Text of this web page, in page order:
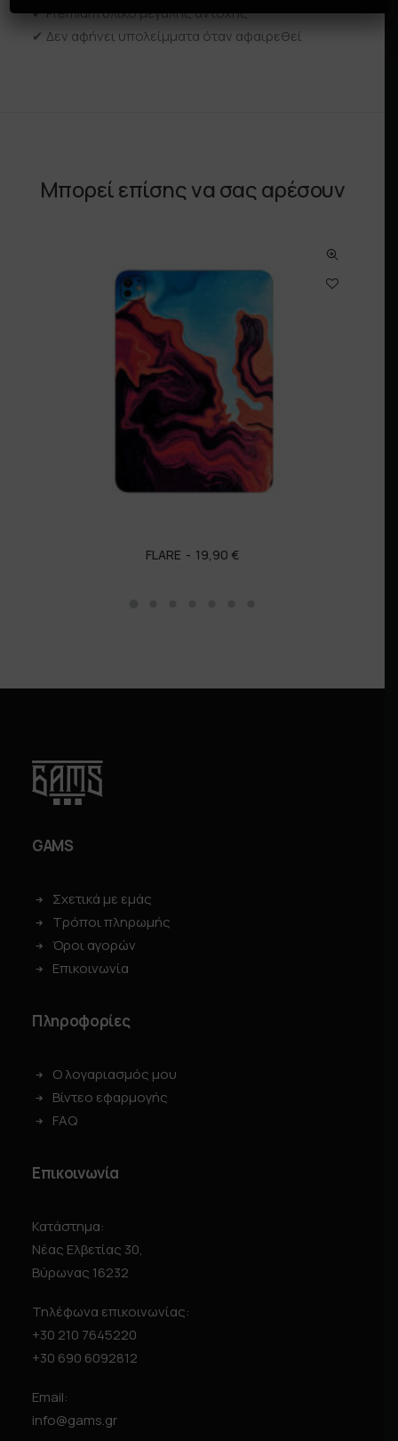
✔ Premium υλικό μεγάλης αντοχής
✔ Δεν αφήνει υπολείμματα όταν αφαιρεθεί
Μπορεί επίσης να σας αρέσουν
FLARE 19,90 €
GAMS
Σχετικά με εμάς
Τρόποι πληρωμής
Όροι αγορών
Επικοινωνία
Πληροφορίες
Ο λογαριασμός μου
Βίντεο εφαρμογής
FAQ
Επικοινωνία
Κατάστημα:
Νέας Ελβετίας 30,
Βύρωνας 16232
Τηλέφωνα επικοινωνίας:
+30 210 7645220
+30 690 6092812
Email:
info@gams.gr